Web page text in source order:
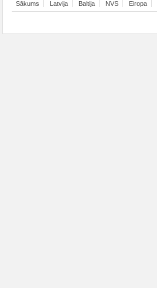
Sākums Latvija Baltija NVS Eiropa